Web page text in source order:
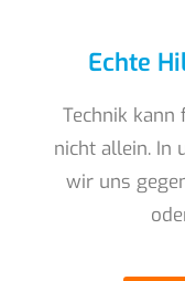
Echte
Technik
nicht allein. In
wir uns